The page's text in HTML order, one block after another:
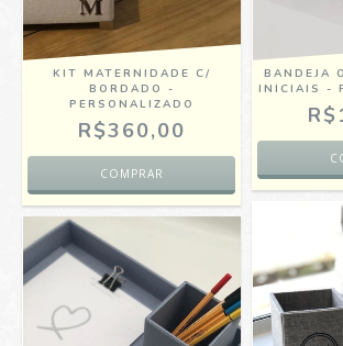
KIT MATERNIDADE C/
BORDADO -
PERSONALIZADO
R$360,00
BANDEJA
INICIAIS -